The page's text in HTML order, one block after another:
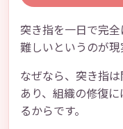
突き指を一日で完
難しいというのが現
なぜなら、突き指
あり、組織の修復
るからです。